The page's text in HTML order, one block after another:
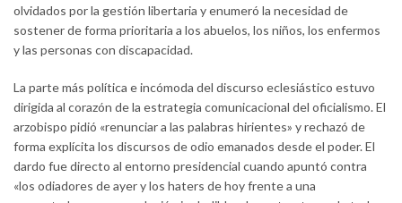
olvidados por la gestión libertaria y enumeró la necesidad de
sostener de forma prioritaria a los abuelos, los niños, los enfermos
y las personas con discapacidad.
La parte más política e incómoda del discurso eclesiástico estuvo
dirigida al corazón de la estrategia comunicacional del oficialismo. El
arzobispo pidió «renunciar a las palabras hirientes» y rechazó de
forma explícita los discursos de odio emanados desde el poder. El
dardo fue directo al entorno presidencial cuando apuntó contra
«los odiadores de ayer y los haters de hoy frente a una